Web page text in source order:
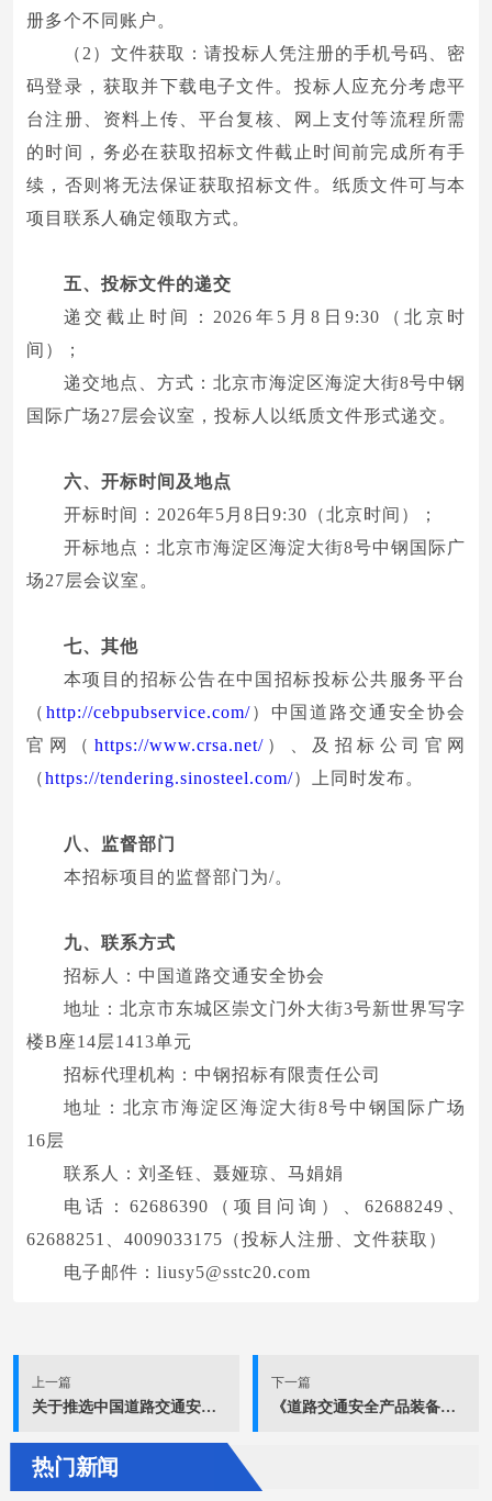
册多个不同账户。
（2）文件获取：请投标人凭注册的手机号码、密
码登录，获取并下载电子文件。投标人应充分考虑平
台注册、资料上传、平台复核、网上支付等流程所需
的时间，务必在获取招标文件截止时间前完成所有手
续，否则将无法保证获取招标文件。纸质文件可与本
项目联系人确定领取方式。
五、投标文件的递交
递交截止时间：2026年5月8日9:30（北京时
间）；
递交地点、方式：北京市海淀区海淀大街8号中钢
国际广场27层会议室，投标人以纸质文件形式递交。
六、开标时间及地点
开标时间：2026年5月8日9:30（北京时间）；
开标地点：北京市海淀区海淀大街8号中钢国际广
场27层会议室。
七、其他
本项目的招标公告在中国招标投标公共服务平台
（ http://cebpubservice.com/）中国道路交通安全协会
官网（ https://www.crsa.net/）、及招标公司官网
（https://tendering.sinosteel.com/）上同时发布。
八、监督部门
本招标项目的监督部门为/。
九、联系方式
招标人：中国道路交通安全协会
地址：北京市东城区崇文门外大街3号新世界写字
楼B座14层1413单元
招标代理机构：中钢招标有限责任公司
地址：北京市海淀区海淀大街8号中钢国际广场
16层
联系人：刘圣钰、聂娅琼、马娟娟
电话：62686390（项目问询）、62688249、
62688251、4009033175（投标人注册、文件获取）
电子邮件：liusy5@sstc20.com
上一篇
关于推选中国道路交通安全协会第六次会员代表大会代表的通知
下一篇
《道路交通安全产品装备推荐目录（2026版）》入选企业及产品名单公示
热门新闻